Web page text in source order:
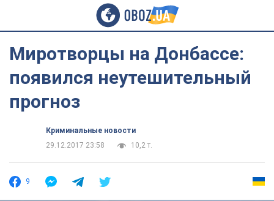
Миротворцы на Донбассе:
появился неутешительный
прогноз
Криминальные новости
29.12.2017 23:58
10,2 т.
9